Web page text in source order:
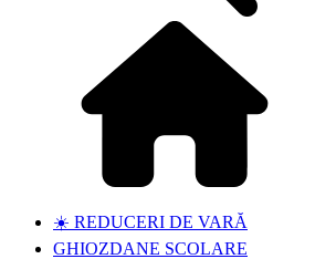
☀️ REDUCERI DE VARĂ
GHIOZDANE SCOLARE